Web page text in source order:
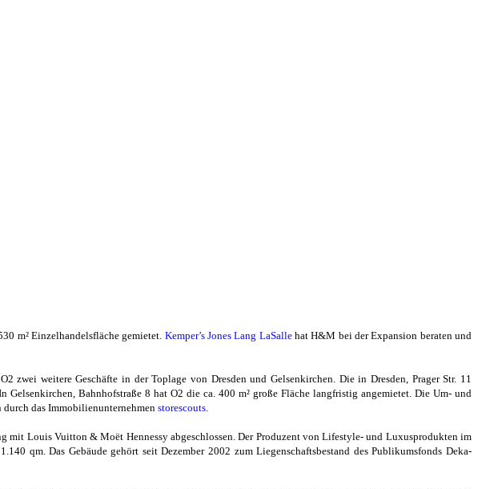
m² Einzelhandelsfläche gemietet. Kemper’s Jones Lang LaSallehat H&M bei der Expansion beraten und
zwei weitere Geschäfte in der Toplage von Dresden und Gelsenkirchen. Die in Dresden, Prager Str. 11
Bahnhofstraße 8 hat O2 die ca. 400 m² große Fläche langfristig angemietet. Die Um- und
das Immobilienunternehmen storescouts.
Louis Vuitton & Moët Hennessy abgeschlossen. Der Produzent von Lifestyle- und Luxusprodukten im
qm. Das Gebäude gehört seit Dezember 2002 zum Liegenschaftsbestand des Publikumsfonds Deka-